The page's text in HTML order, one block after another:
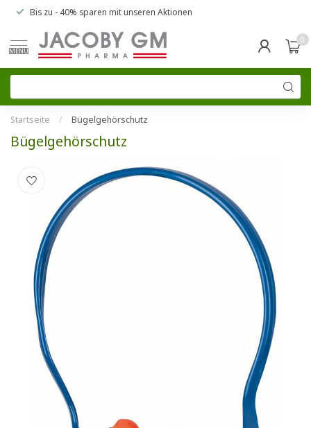
Bis zu - 40% sparen mit unseren Aktionen
MENU
0
Startseite / Bügelgehörschutz
Bügelgehörschutz